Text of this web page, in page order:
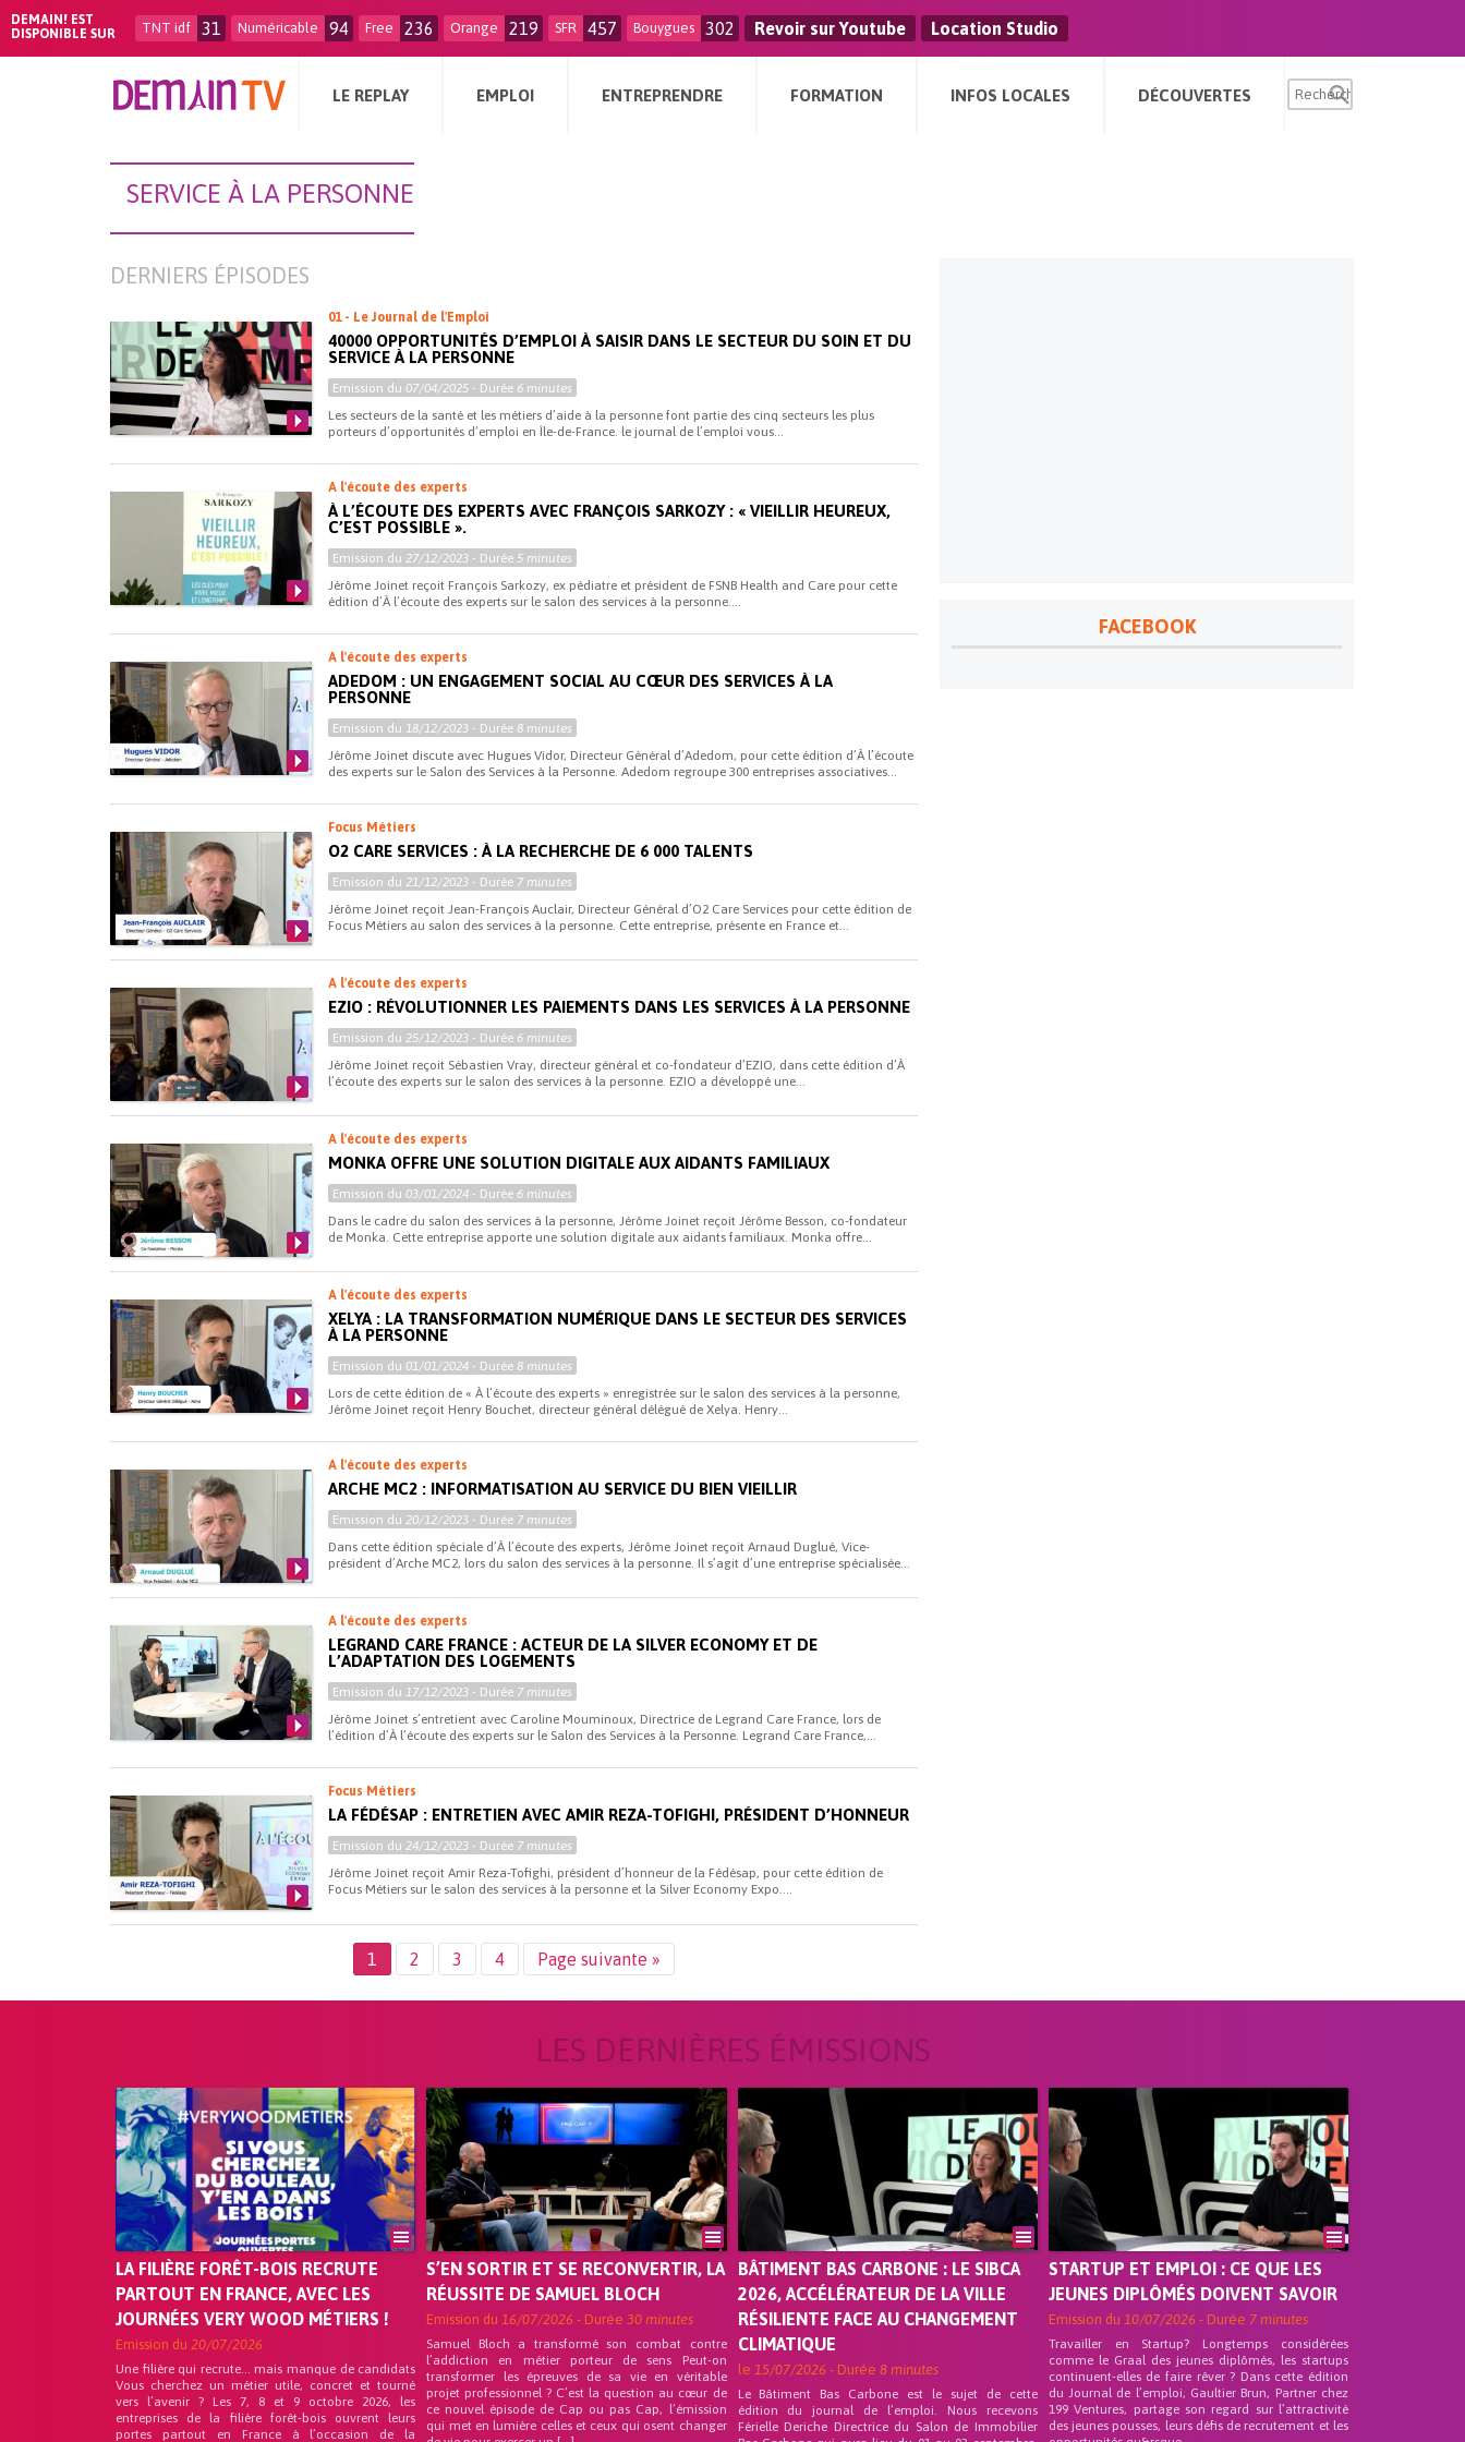
DEMAIN! EST
DISPONIBLE SUR
TNT idf 31 Numéricable 94 Free 236 Orange 219 SFR 457 Bouygues 302 Revoir sur Youtube Location Studio
LE REPLAY EMPLOI ENTREPRENDRE FORMATION INFOS LOCALES DÉCOUVERTES
SERVICE À LA PERSONNE
DERNIERS ÉPISODES
01 - Le Journal de l'Emploi
40000 OPPORTUNITÉS D’EMPLOI À SAISIR DANS LE SECTEUR DU SOIN ET DU
SERVICE À LA PERSONNE
Emission du 07/04/2025 - Durée 6 minutes
Les secteurs de la santé et les métiers d’aide à la personne font partie des cinq secteurs les plus
porteurs d’opportunités d’emploi en Île-de-France. le journal de l’emploi vous...
A l'écoute des experts
À L’ÉCOUTE DES EXPERTS AVEC FRANÇOIS SARKOZY : « VIEILLIR HEUREUX,
C’EST POSSIBLE ».
Emission du27/12/2023 - Durée 5 minutes
Jérôme Joinet reçoit François Sarkozy, ex pédiatre et président de FSNB Health and Care pour cette
édition d’À l’écoute des experts sur le salon des services à la personne....
A l'écoute des experts
ADEDOM : UN ENGAGEMENT SOCIAL AU CŒUR DES SERVICES À LA
PERSONNE
Emission du18/12/2023 - Durée 8 minutes
Jérôme Joinet discute avec Hugues Vidor, Directeur Général d’Adedom, pour cette édition d’À l’écoute
des experts sur le Salon des Services à la Personne. Adedom regroupe 300 entreprises associatives...
Focus Métiers
O2 CARE SERVICES : À LA RECHERCHE DE 6 000 TALENTS
Emission du21/12/2023 - Durée 7 minutes
Jérôme Joinet reçoit Jean-François Auclair, Directeur Général d’O2 Care Services pour cette édition de
Focus Métiers au salon des services à la personne. Cette entreprise, présente en France et...
A l'écoute des experts
EZIO : RÉVOLUTIONNER LES PAIEMENTS DANS LES SERVICES À LA PERSONNE
Emission du25/12/2023 - Durée 6 minutes
Jérôme Joinet reçoit Sébastien Vray, directeur général et co-fondateur d’EZIO, dans cette édition d’À
l’écoute des experts sur le salon des services à la personne. EZIO a développé une...
A l'écoute des experts
MONKA OFFRE UNE SOLUTION DIGITALE AUX AIDANTS FAMILIAUX
Emission du 03/01/2024 - Durée 6 minutes
Dans le cadre du salon des services à la personne, Jérôme Joinet reçoit Jérôme Besson, co-fondateur
de Monka. Cette entreprise apporte une solution digitale aux aidants familiaux. Monka offre...
A l'écoute des experts
XELYA : LA TRANSFORMATION NUMÉRIQUE DANS LE SECTEUR DES SERVICES
À LA PERSONNE
Emission du 01/01/2024 - Durée 8 minutes
Lors de cette édition de « À l’écoute des experts » enregistrée sur le salon des services à la personne,
Jérôme Joinet reçoit Henry Bouchet, directeur général délégué de Xelya. Henry...
A l'écoute des experts
ARCHE MC2 : INFORMATISATION AU SERVICE DU BIEN VIEILLIR
Emission du20/12/2023 - Durée 7 minutes
Dans cette édition spéciale d’À l’écoute des experts, Jérôme Joinet reçoit Arnaud Duglué, Vice-
président d’Arche MC2, lors du salon des services à la personne. Il s’agit d’une entreprise spécialisée...
A l'écoute des experts
LEGRAND CARE FRANCE : ACTEUR DE LA SILVER ECONOMY ET DE
L’ADAPTATION DES LOGEMENTS
Emission du17/12/2023 - Durée 7 minutes
Jérôme Joinet s’entretient avec Caroline Mouminoux, Directrice de Legrand Care France, lors de
l’édition d’À l’écoute des experts sur le Salon des Services à la Personne. Legrand Care France,...
Focus Métiers
LA FÉDÉSAP : ENTRETIEN AVEC AMIR REZA-TOFIGHI, PRÉSIDENT D’HONNEUR
Emission du24/12/2023 - Durée 7 minutes
Jérôme Joinet reçoit Amir Reza-Tofighi, président d’honneur de la Fédésap, pour cette édition de
Focus Métiers sur le salon des services à la personne et la Silver Economy Expo....
1 2 3 4 Page suivante »
FACEBOOK
LES DERNIÈRES ÉMISSIONS
LA FILIÈRE FORÊT-BOIS RECRUTE
PARTOUT EN FRANCE, AVEC LES
JOURNÉES VERY WOOD MÉTIERS !
Emission du 20/07/2026
Une filière qui recrute… mais manque de candidats
Vous cherchez un métier utile, concret et tourné
vers l’avenir ? Les 7, 8 et 9 octobre 2026, les
entreprises de la filière forêt-bois ouvrent leurs
portes partout en France à l’occasion de la
S’EN SORTIR ET SE RECONVERTIR, LA
RÉUSSITE DE SAMUEL BLOCH
Emission du 16/07/2026 - Durée 30 minutes
Samuel Bloch a transformé son combat contre
l’addiction en métier porteur de sens Peut-on
transformer les épreuves de sa vie en véritable
projet professionnel ? C’est la question au cœur de
ce nouvel épisode de Cap ou pas Cap, l’émission
qui met en lumière celles et ceux qui osent changer
BÂTIMENT BAS CARBONE : LE SIBCA
2026, ACCÉLÉRATEUR DE LA VILLE
RÉSILIENTE FACE AU CHANGEMENT
CLIMATIQUE
le 15/07/2026 - Durée 8 minutes
Le Bâtiment Bas Carbone est le sujet de cette
édition du journal de l’emploi. Nous recevons
Férielle Deriche Directrice du Salon de Immobilier
STARTUP ET EMPLOI : CE QUE LES
JEUNES DIPLÔMÉS DOIVENT SAVOIR
Emission du 10/07/2026 - Durée 7 minutes
Travailler en Startup? Longtemps considérées
comme le Graal des jeunes diplômés, les startups
continuent-elles de faire rêver ? Dans cette édition
du Journal de l’emploi, Gaultier Brun, Partner chez
199 Ventures, partage son regard sur l’attractivité
des jeunes pousses, leurs défis de recrutement et les